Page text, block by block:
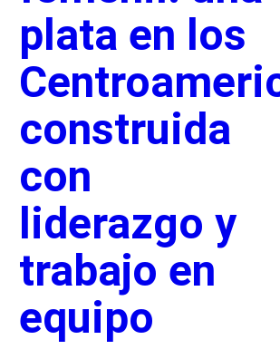
plata en los
construida
con
liderazgo y
trabajo en
equipo